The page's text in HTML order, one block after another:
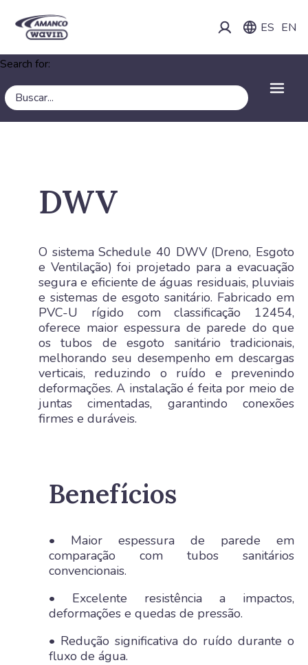
ES EN
Search for:
DWV
O sistema Schedule 40 DWV (Dreno, Esgoto
e Ventilação) foi projetado para a evacuação
segura e eficiente de águas residuais, pluviais
e sistemas de esgoto sanitário. Fabricado em
PVC-U rígido com classificação 12454,
oferece maior espessura de parede do que
os tubos de esgoto sanitário tradicionais,
melhorando seu desempenho em descargas
verticais, reduzindo o ruído e prevenindo
deformações. A instalação é feita por meio de
juntas cimentadas, garantindo conexões
firmes e duráveis.
Benefícios
• Maior espessura de parede em
comparação com tubos sanitários
convencionais.
• Excelente resistência a impactos,
deformações e quedas de pressão.
• Redução significativa do ruído durante o
fluxo de água.